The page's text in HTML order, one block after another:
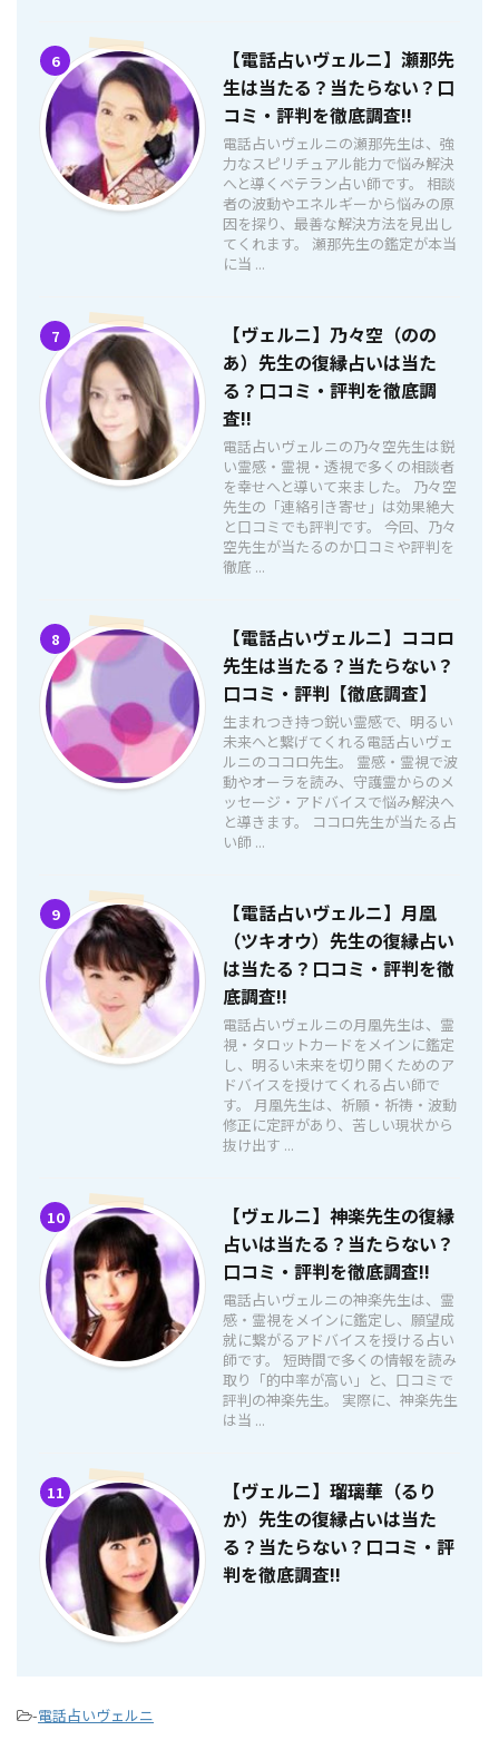
6
【電話占いヴェルニ】瀬那先
生は当たる？当たらない？口
コミ・評判を徹底調査!!
電話占いヴェルニの瀬那先生は、強
力なスピリチュアル能力で悩み解決
へと導くベテラン占い師です。 相談
者の波動やエネルギーから悩みの原
因を探り、最善な解決方法を見出し
てくれます。 瀬那先生の鑑定が本当
に当 ...
7
【ヴェルニ】乃々空（のの
あ）先生の復縁占いは当た
る？口コミ・評判を徹底調
査!!
電話占いヴェルニの乃々空先生は鋭
い霊感・霊視・透視で多くの相談者
を幸せへと導いて来ました。 乃々空
先生の「連絡引き寄せ」は効果絶大
と口コミでも評判です。 今回、乃々
空先生が当たるのか口コミや評判を
徹底 ...
8
【電話占いヴェルニ】ココロ
先生は当たる？当たらない？
口コミ・評判【徹底調査】
生まれつき持つ鋭い霊感で、明るい
未来へと繋げてくれる電話占いヴェ
ルニのココロ先生。 霊感・霊視で波
動やオーラを読み、守護霊からのメ
ッセージ・アドバイスで悩み解決へ
と導きます。 ココロ先生が当たる占
い師 ...
9
【電話占いヴェルニ】月凰
（ツキオウ）先生の復縁占い
は当たる？口コミ・評判を徹
底調査!!
電話占いヴェルニの月凰先生は、霊
視・タロットカードをメインに鑑定
し、明るい未来を切り開くためのア
ドバイスを授けてくれる占い師で
す。 月凰先生は、祈願・祈祷・波動
修正に定評があり、苦しい現状から
抜け出す ...
10
【ヴェルニ】神楽先生の復縁
占いは当たる？当たらない？
口コミ・評判を徹底調査!!
電話占いヴェルニの神楽先生は、霊
感・霊視をメインに鑑定し、願望成
就に繋がるアドバイスを授ける占い
師です。 短時間で多くの情報を読み
取り「的中率が高い」と、口コミで
評判の神楽先生。 実際に、神楽先生
は当 ...
11
【ヴェルニ】瑠璃華（るり
か）先生の復縁占いは当た
る？当たらない？口コミ・評
判を徹底調査!!
-電話占いヴェルニ